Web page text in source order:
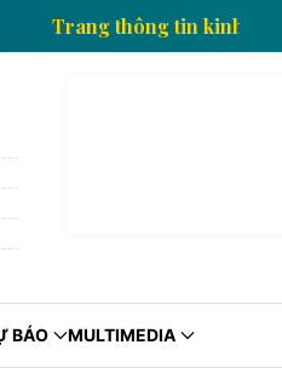
Nam Trang thông
BÁO MULTIMEDIA